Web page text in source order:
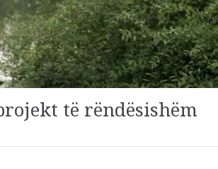
të rëndësishëm